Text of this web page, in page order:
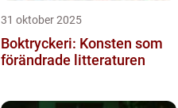
31 oktober 2025
Boktryckeri: Konsten som
förändrade litteraturen